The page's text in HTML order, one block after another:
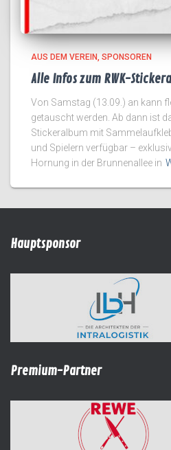
AUS DEM VEREIN SPONSOREN
Alle Infos zum RWK-
Von Samstag (13.09.) an kann
getauscht werden. Ab dann ist
Stickeralbum mit
und Spielern verfügbar –
Hornung in der Brunnenallee in
Hauptsponsor
Premium-Partner